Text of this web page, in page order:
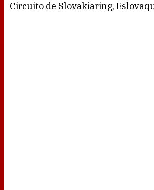
Circuito de Slovakiaring,